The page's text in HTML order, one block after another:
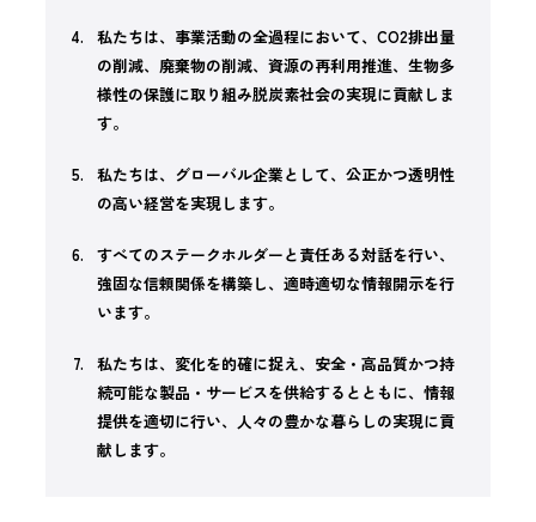
私たちは、事業活動の全過程において、CO2排出量
の削減、廃棄物の削減、資源の再利用推進、生物多
様性の保護に取り組み脱炭素社会の実現に貢献しま
す。
私たちは、グローバル企業として、公正かつ透明性
の高い経営を実現します。
すべてのステークホルダーと責任ある対話を行い、
強固な信頼関係を構築し、適時適切な情報開示を行
います。
私たちは、変化を的確に捉え、安全・高品質かつ持
続可能な製品・サービスを供給するとともに、情報
提供を適切に行い、人々の豊かな暮らしの実現に貢
献します。